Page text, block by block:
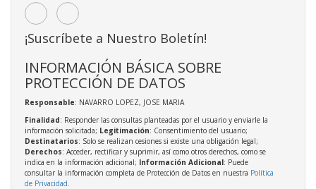
¡Suscríbete a Nuestro Boletín!
INFORMACIÓN BÁSICA SOBRE
PROTECCIÓN DE DATOS
Responsable: NAVARRO LOPEZ, JOSE MARIA
Finalidad: Responder las consultas planteadas por el usuario y enviarle la
información solicitada; Legitimación: Consentimiento del usuario;
Destinatarios: Solo se realizan cesiones si existe una obligación legal;
Derechos: Acceder, rectificar y suprimir, así como otros derechos, como se
indica en la información adicional; Información Adicional: Puede
consultar la información completa de Protección de Datos en nuestra Política
de Privacidad